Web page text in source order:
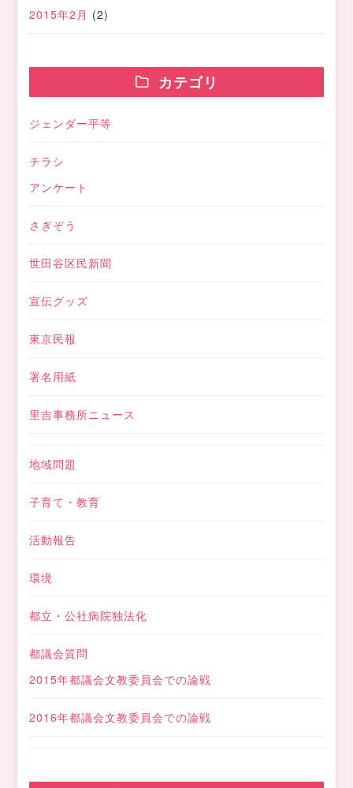
2015年2月 (2)
カテゴリ
ジェンダー平等
チラシ
アンケート
さぎぞう
世田谷区民新聞
宣伝グッズ
東京民報
署名用紙
里吉事務所ニュース
地域問題
子育て・教育
活動報告
環境
都立・公社病院独法化
都議会質問
2015年都議会文教委員会での論戦
2016年都議会文教委員会での論戦